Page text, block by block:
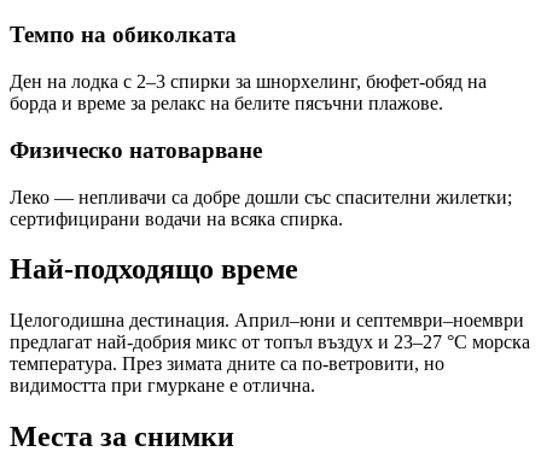
Темпо на обиколката
Ден на лодка с 2–3 спирки за шнорхелинг, бюфет-обяд на
борда и време за релакс на белите пясъчни плажове.
Физическо натоварване
Леко — непливачи са добре дошли със спасителни жилетки;
сертифицирани водачи на всяка спирка.
Най-подходящо време
Целогодишна дестинация. Април–юни и септември–ноември
предлагат най-добрия микс от топъл въздух и 23–27 °C морска
температура. През зимата дните са по-ветровити, но
видимостта при гмуркане е отлична.
Места за снимки